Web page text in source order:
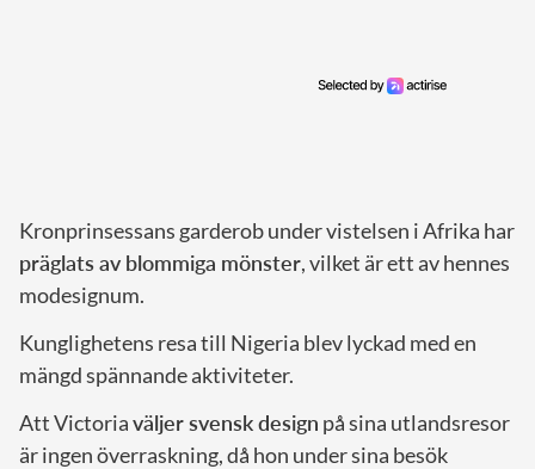
Kronprinsessans garderob under vistelsen i Afrika har
präglats av blommiga mönster, vilket är ett av hennes
modesignum.
Kunglighetens resa till Nigeria blev lyckad med en
mängd spännande aktiviteter.
Att Victoriaväljer svensk design på sina utlandsresor
är ingen överraskning, då hon under sina besök